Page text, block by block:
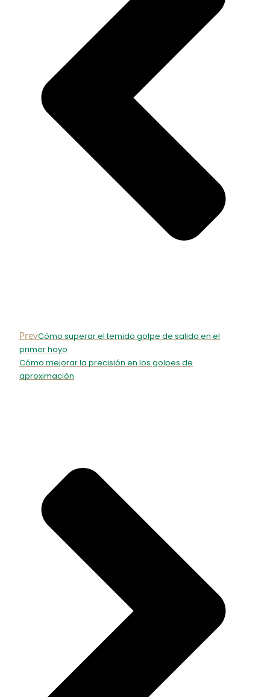
PrevCómo superar el temido golpe de salida en el
primer hoyo
Cómo mejorar la precisión en los golpes de
aproximación